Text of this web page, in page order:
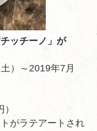
ッチーノ」が
）～2019年7月
がラテアートされ